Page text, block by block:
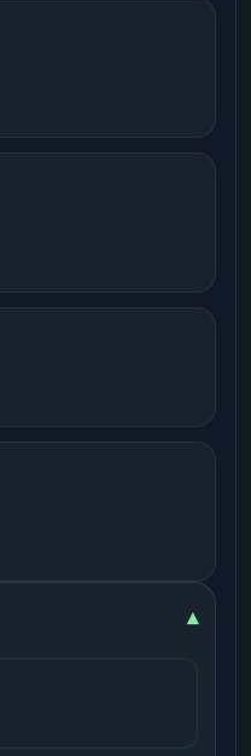
▾